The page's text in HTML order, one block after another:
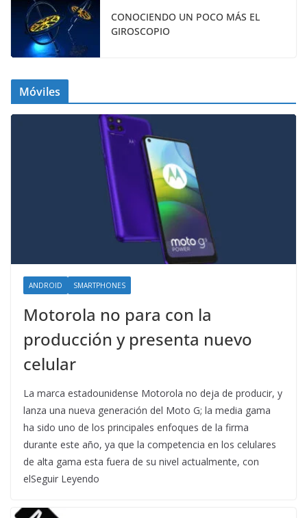
CONOCIENDO UN POCO MÁS EL
GIROSCOPIO
Móviles
ANDROID SMARTPHONES
Motorola no para con la
producción y presenta nuevo
celular
La marca estadounidense Motorola no deja de producir, y
lanza una nueva generación del Moto G; la media gama
ha sido uno de los principales enfoques de la firma
durante este año, ya que la competencia en los celulares
de alta gama esta fuera de su nivel actualmente, con
elSeguir Leyendo